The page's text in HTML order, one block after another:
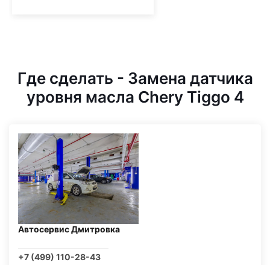
Где сделать - Замена датчика
уровня масла Chery Tiggo 4
Автосервис Дмитровка
+7 (499) 110-28-43